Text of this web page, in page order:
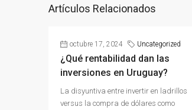
Artículos Relacionados
octubre 17, 2024 Uncategorized
¿Qué rentabilidad dan las
inversiones en Uruguay?
La disyuntiva entre invertir en ladrillos
versus la compra de dólares como